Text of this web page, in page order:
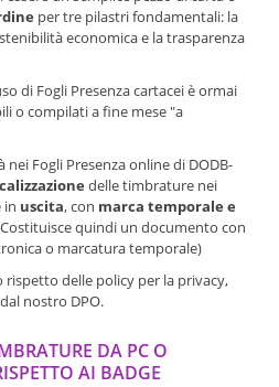
per tre pilastri fondamentali: la
economica e la trasparenza
di Fogli Presenza cartacei è ormai
o compilati a fine mese "a
Fogli Presenza online di DODB-
delle timbrature nei
in uscita, con marca temporale e
quindi un documento con
o marcatura temporale)
delle policy per la privacy,
nostro DPO.
DA PC O
AI BADGE